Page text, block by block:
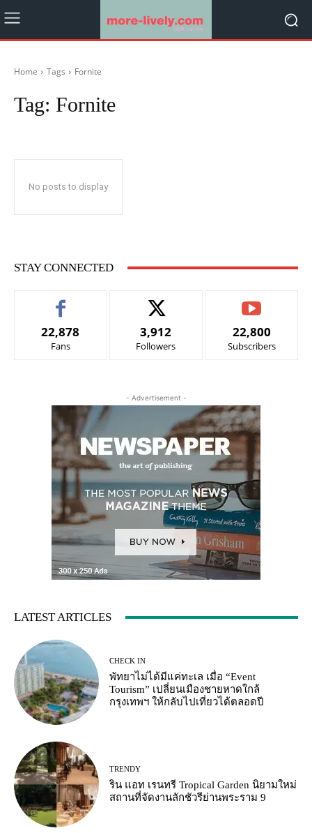
Home Tags Fornite
Tag: Fornite
No posts to display
STAY CONNECTED
22,878
Fans
3,912
Followers
22,800
Subscribers
- Advertisement -
LATEST ARTICLES
CHECK IN
พัทยาไม่ได้มีแค่ทะเล เมื่อ “Event
Tourism” เปลี่ยนเมืองชายหาดใกล้
กรุงเทพฯ ให้กลับไปเที่ยวได้ตลอดปี
TRENDY
ริน แอท เรนทรี Tropical Garden นิยามใหม่
สถานที่จัดงานลักชัวรีย่านพระราม 9